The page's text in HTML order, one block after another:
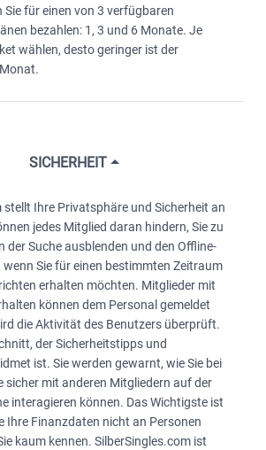
Sie für einen von 3 verfügbaren
bezahlen: 1, 3 und 6 Monate. Je
wählen, desto geringer ist der
SICHERHEIT
stellt Ihre Privatsphäre und Sicherheit an
jedes Mitglied daran hindern, Sie zu
der Suche ausblenden und den Offline-
Sie für einen bestimmten Zeitraum
erhalten möchten. Mitglieder mit
können dem Personal gemeldet
die Aktivität des Benutzers überprüft.
der Sicherheitstipps und
ist. Sie werden gewarnt, wie Sie bei
sicher mit anderen Mitgliedern auf der
interagieren können. Das Wichtigste ist
Ihre Finanzdaten nicht an Personen
kaum kennen. SilberSingles.com ist